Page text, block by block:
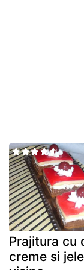
Prajitura cu
creme si